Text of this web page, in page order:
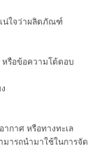
น่ใจว่าผลิตภัณฑ์
หรือข้อความโต้ตอบ
กาศ หรือทางทะเล
มารถนำมาใช้ในการจัด